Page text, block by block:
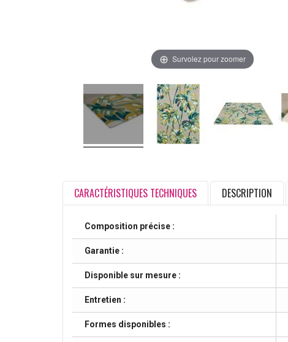
Survolez pour zoomer
CARACTÉRISTIQUES TECHNIQUES DESCRIPTION
Composition précise :
Garantie :
Disponible sur mesure :
Entretien :
Formes disponibles :